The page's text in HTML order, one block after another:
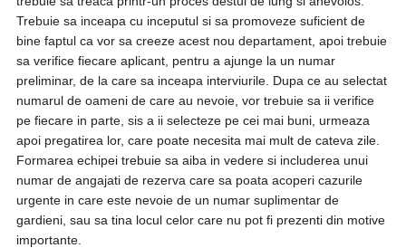
Trebuie sa inceapa cu inceputul si sa promoveze suficient de
bine faptul ca vor sa creeze acest nou departament, apoi trebuie
sa verifice fiecare aplicant, pentru a ajunge la un numar
preliminar, de la care sa inceapa interviurile. Dupa ce au selectat
numarul de oameni de care au nevoie, vor trebuie sa ii verifice
pe fiecare in parte, sis a ii selecteze pe cei mai buni, urmeaza
apoi pregatirea lor, care poate necesita mai mult de cateva zile.
Formarea echipei trebuie sa aiba in vedere si includerea unui
numar de angajati de rezerva care sa poata acoperi cazurile
urgente in care este nevoie de un numar suplimentar de
gardieni, sau sa tina locul celor care nu pot fi prezenti din motive
importante.